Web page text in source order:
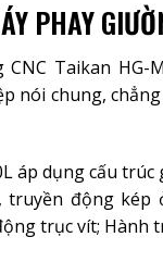
PHAY
Taikan HG-
nói chung,
áp dụng cấu
động kép
trục vít; Hành